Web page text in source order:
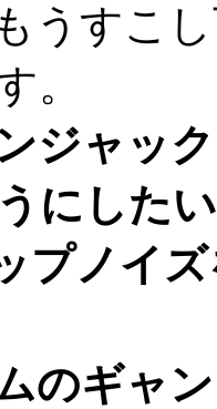
うすこ
。
ャック
にした
ノイズ
ギャン